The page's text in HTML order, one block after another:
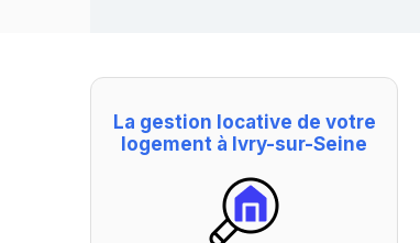
La gestion locative de votre
logement à Ivry-sur-Seine